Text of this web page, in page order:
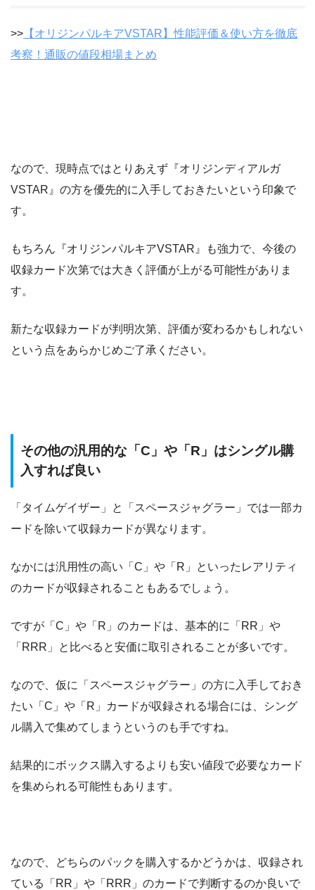
>> 【オリジンパルキアVSTAR】性能評価＆使い方を徹底
考察！通販の値段相場まとめ
なので、現時点ではとりあえず『オリジンディアルガ
VSTAR』の方を優先的に入手しておきたいという印象で
す。
もちろん『オリジンパルキアVSTAR』も強力で、今後の
収録カード次第では大きく評価が上がる可能性がありま
す。
新たな収録カードが判明次第、評価が変わるかもしれない
という点をあらかじめご了承ください。
その他の汎用的な「C」や「R」はシングル購
入すれば良い
「タイムゲイザー」と「スペースジャグラー」では一部カ
ードを除いて収録カードが異なります。
なかには汎用性の高い「C」や「R」といったレアリティ
のカードが収録されることもあるでしょう。
ですが「C」や「R」のカードは、基本的に「RR」や
「RRR」と比べると安価に取引されることが多いです。
なので、仮に「スペースジャグラー」の方に入手しておき
たい「C」や「R」カードが収録される場合には、シング
ル購入で集めてしまうというのも手ですね。
結果的にボックス購入するよりも安い値段で必要なカード
を集められる可能性もあります。
なので、どちらのパックを購入するかどうかは、収録され
ている「RR」や「RRR」のカードで判断するのか良いで